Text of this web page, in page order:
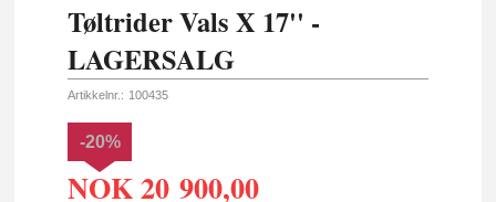
Tøltrider Vals X 17'' -
LAGERSALG
Artikkelnr.: 100435
NOK20 900,00
-20%